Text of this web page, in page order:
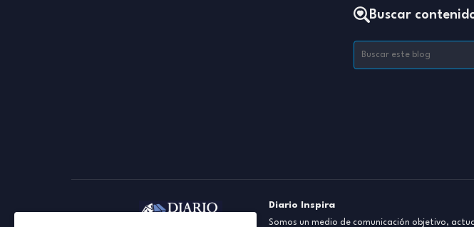
Buscar
Diario Inspira
Somos un medio de comunicación objetivo,